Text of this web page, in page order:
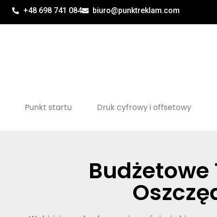
+48 698 741 084 biuro@punktreklam.com
Punkt startu Druk cyfrowy i offsetowy
Budżetowe